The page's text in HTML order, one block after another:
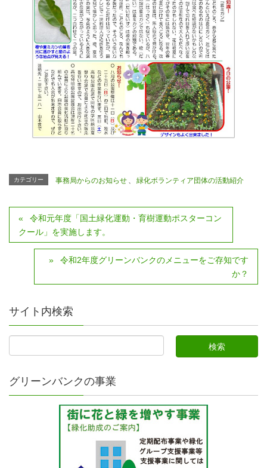
カテゴリー 事務局からのお知らせ 、 緑化ボランティア団体の活動紹介
令和元年度「国土緑化運動・育樹運動ポスターコン
クール」を実施します。
令和2年度グリーンバンクのメニューをご存知です
か？
サイト内検索
グリーンバンクの事業